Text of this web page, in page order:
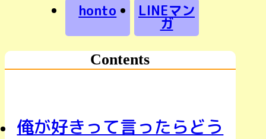
honto LINEマン
ガ
Contents
俺が好きって言ったらどう